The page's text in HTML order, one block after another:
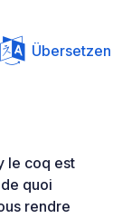
Übersetzen
le coq est
quoi
rendre